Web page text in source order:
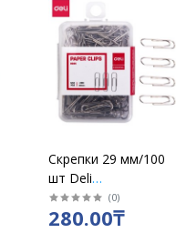
Скрепки 29 мм/100
шт Deli
канцелярские /упак
/0025
(0)
280.00₸